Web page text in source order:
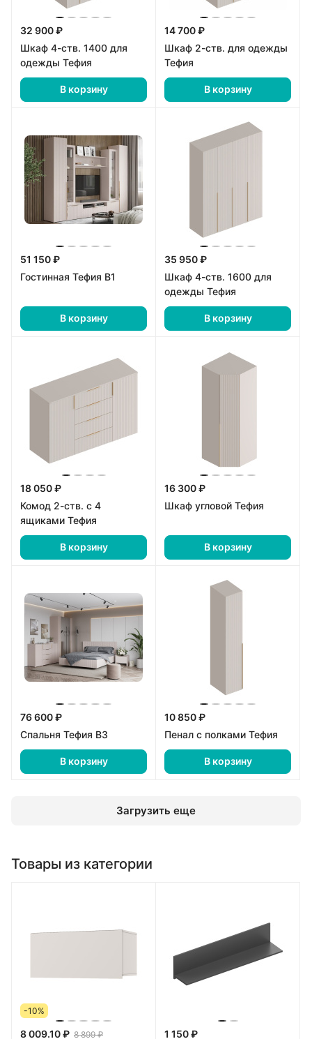
32 900 ₽
Шкаф 4-ств. 1400 для
одежды Тефия
В корзину
14 700 ₽
Шкаф 2-ств. для одежды
Тефия
В корзину
51 150 ₽
Гостинная Тефия В1
В корзину
35 950 ₽
Шкаф 4-ств. 1600 для
одежды Тефия
В корзину
18 050 ₽
Комод 2-ств. с 4
ящиками Тефия
В корзину
16 300 ₽
Шкаф угловой Тефия
В корзину
76 600 ₽
Спальня Тефия В3
В корзину
10 850 ₽
Пенал с полками Тефия
В корзину
Загрузить еще
Товары из категории
-10%
8 009.10 ₽ 8 899 ₽
1 150 ₽